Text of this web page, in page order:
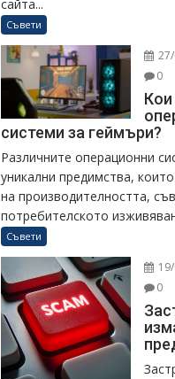
сайта...
Съвети
0
системи за геймъри?
Различните операционни
уникални предимства,
на производителността,
потребителското
Съвети
0